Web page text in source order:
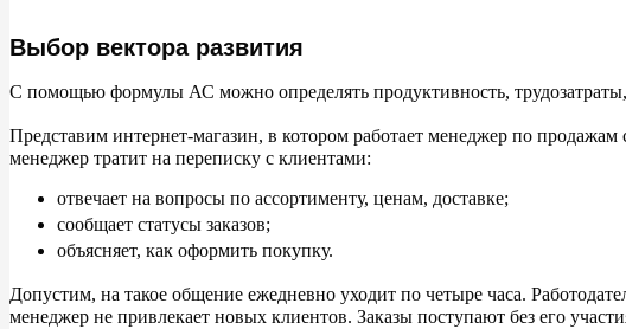
Выбор вектора развития
С помощью формулы АС можно определять продуктивность,
Представим интернет-магазин, в котором работает менеджер по продажам
менеджер тратит на переписку с клиентами:
отвечает на вопросы по ассортименту, ценам, доставке;
сообщает статусы заказов;
объясняет, как оформить покупку.
Допустим, на такое общение ежедневно уходит по четыре часа.
менеджер не привлекает новых клиентов. Заказы поступают без его